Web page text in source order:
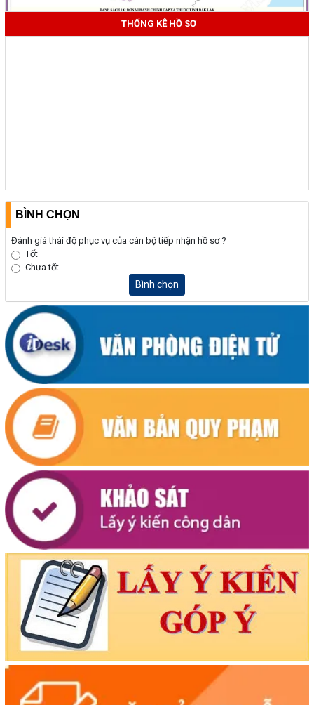
THỐNG KÊ HỒ SƠ
BÌNH CHỌN
Đánh giá thái độ phục vụ của cán bộ tiếp nhận hồ sơ ?
Tốt
Chưa tốt
Bình chọn